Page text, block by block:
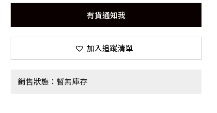
有貨通知我
加入追蹤清單
銷售狀態：暫無庫存